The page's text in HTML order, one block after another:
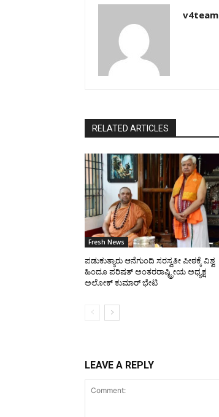
v4team
RELATED ARTICLES
Fresh News
ಪಡುಕುತ್ಯಾರು ಆನೆಗುಂದಿ ಸರಸ್ವತೀ ಪೀಠಕ್ಕೆ ವಿಶ್ವ
ಹಿಂದೂ ಪರಿಷತ್ ಅಂತರರಾಷ್ಟ್ರೀಯ ಅಧ್ಯಕ್ಷ
ಅಲೋಕ್ ಕುಮಾರ್ ಭೇಟಿ
LEAVE A REPLY